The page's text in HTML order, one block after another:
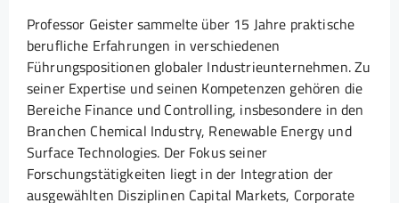
Professor Geister sammelte über 15 Jahre praktische
berufliche Erfahrungen in verschiedenen
Führungspositionen globaler Industrieunternehmen. Zu
seiner Expertise und seinen Kompetenzen gehören die
Bereiche Finance und Controlling, insbesondere in den
Branchen Chemical Industry, Renewable Energy und
Surface Technologies. Der Fokus seiner
Forschungstätigkeiten liegt in der Integration der
ausgewählten Disziplinen Capital Markets, Corporate